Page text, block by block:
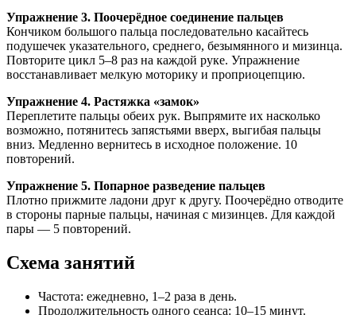
Упражнение 3. Поочерёдное соединение пальцев
Кончиком большого пальца последовательно касайтесь
подушечек указательного, среднего, безымянного и мизинца.
Повторите цикл 5–8 раз на каждой руке. Упражнение
восстанавливает мелкую моторику и проприоцепцию.
Упражнение 4. Растяжка «замок»
Переплетите пальцы обеих рук. Выпрямите их насколько
возможно, потянитесь запястьями вверх, выгибая пальцы
вниз. Медленно вернитесь в исходное положение. 10
повторений.
Упражнение 5. Попарное разведение пальцев
Плотно прижмите ладони друг к другу. Поочерёдно отводите
в стороны парные пальцы, начиная с мизинцев. Для каждой
пары — 5 повторений.
Схема занятий
Частота: ежедневно, 1–2 раза в день.
Продолжительность одного сеанса: 10–15 минут.